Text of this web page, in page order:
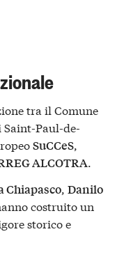
tra il Comune
Saint-Paul-de-
SuCCeS,
ALCOTRA.
Chiapasco, Danilo
costruito un
storico e